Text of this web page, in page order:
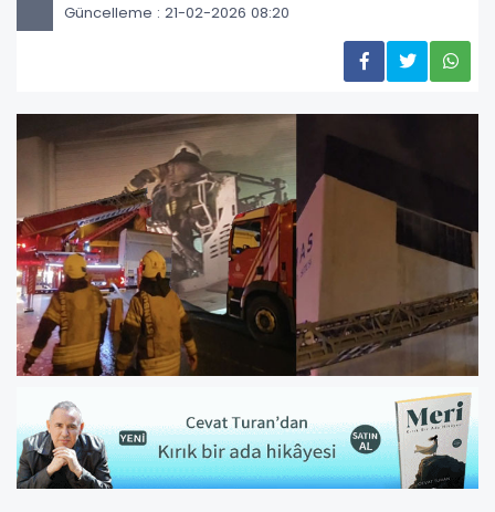
Güncelleme : 21-02-2026 08:20